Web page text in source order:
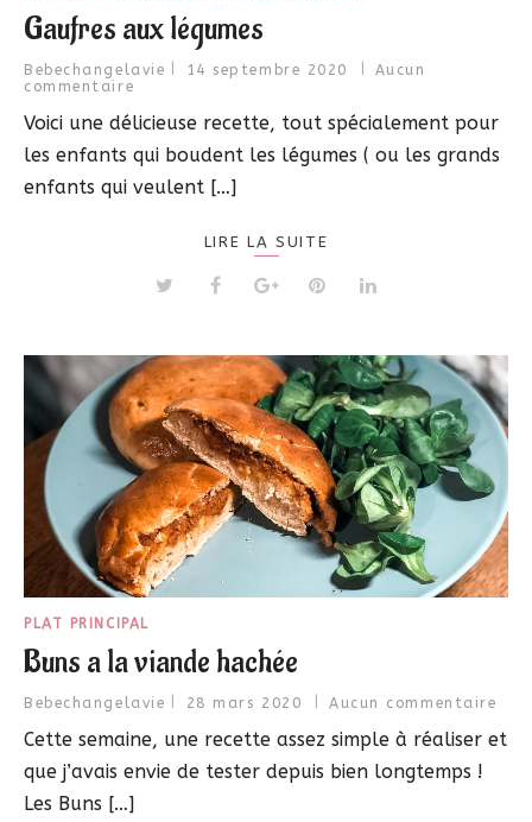
Gaufres aux légumes
Bebechangelavie 14 septembre 2020
Aucun
commentaire
Voici une délicieuse recette, tout spécialement pour
les enfants qui boudent les légumes ( ou les grands
enfants qui veulent […]
LIRE LA SUITE
PLAT PRINCIPAL
Buns a la viande hachée
Bebechangelavie 28 mars 2020 Aucun commentaire
Cette semaine, une recette assez simple à réaliser et
que j’avais envie de tester depuis bien longtemps !
Les Buns […]